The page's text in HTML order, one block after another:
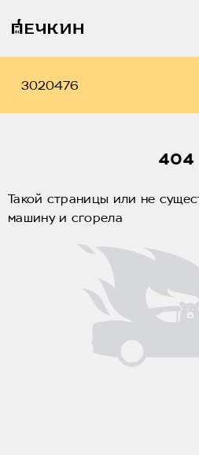
404
Такой страницы или не
машину и сгорела